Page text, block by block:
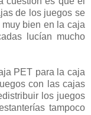
de los juegos se
bien en la caja
lucían mucho
PET para la caja
con las cajas
los juegos
tampoco